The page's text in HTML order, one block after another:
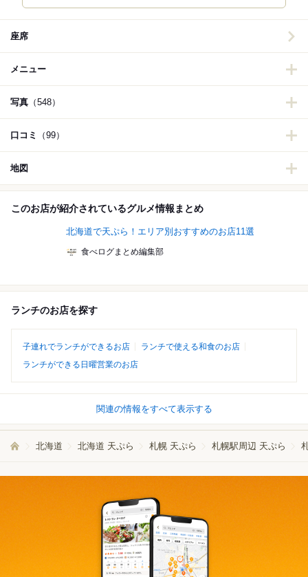
座席
メニュー
写真 （548）
口コミ （99）
地図
このお店が紹介されているグルメ情報まとめ
北海道で天ぷら！エリア別おすすめのお店11選
食べログまとめ編集部
ランチのお店を探す
子連れでランチができるお店
ランチで使える和食のお店
ランチができる日曜営業のお店
関連の情報をすべて表示する
北海道 北海道 天ぷら 札幌 天ぷら 札幌駅周辺 天ぷら